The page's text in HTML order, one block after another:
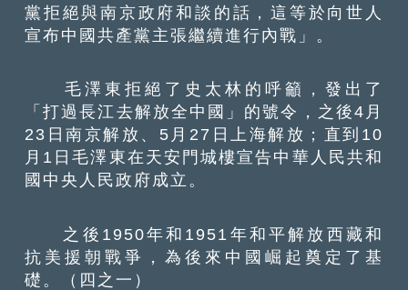
黨拒絕與南京政府和談的話，這等於向世人
宣布中國共產黨主張繼續進行內戰」。
毛澤東拒絕了史太林的呼籲，發出了
「打過長江去解放全中國」的號令，之後4月
23日南京解放、5月27日上海解放；直到10
月1日毛澤東在天安門城樓宣告中華人民共和
國中央人民政府成立。
之後1950年和1951年和平解放西藏和
抗美援朝戰爭，為後來中國崛起奠定了基
礎。（四之一）